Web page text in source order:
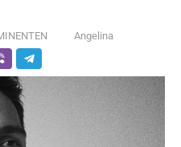
Angelina